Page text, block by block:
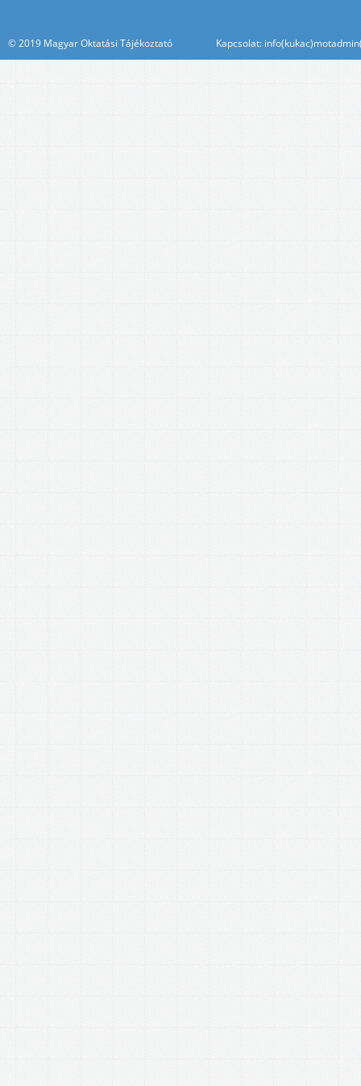
© 2019 Magyar Oktatási Tájékoztató Kapcsolat: